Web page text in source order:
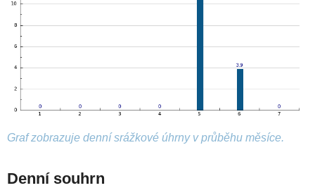
Graf zobrazuje denní srážkové úhrny v průběhu měsíce.
Denní souhrn